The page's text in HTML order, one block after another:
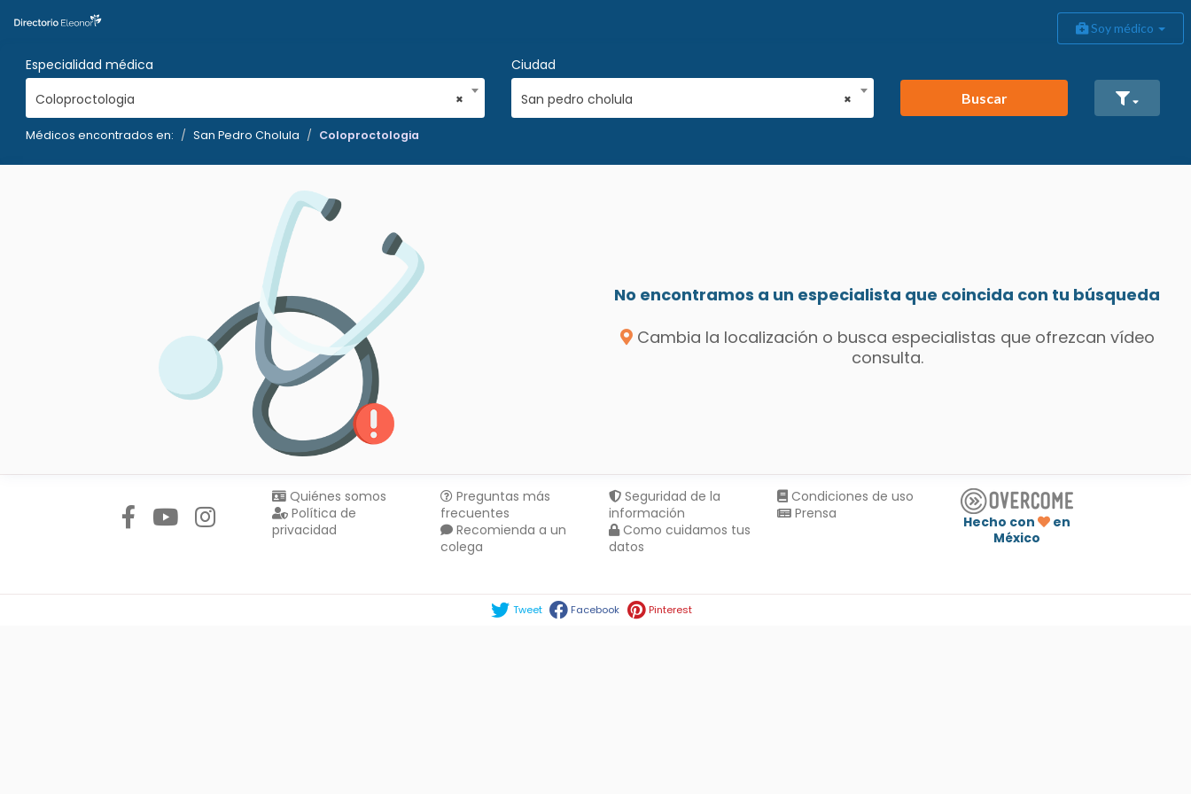
Soy médico
Especialidad médica
×
Coloproctologia
Ciudad
×
San pedro cholula Buscar
Médicos encontrados en: San Pedro Cholula Coloproctologia
No encontramos a un especialista que coincida con tu búsqueda
Cambia la localización o busca especialistas que ofrezcan vídeo
consulta.
Quiénes somos
Política de
privacidad
Preguntas más
frecuentes
Recomienda a un
colega
Seguridad de la
información
Como cuidamos tus
datos
Condiciones de uso
Prensa
Hecho con
en
México
Tweet Facebook Pinterest